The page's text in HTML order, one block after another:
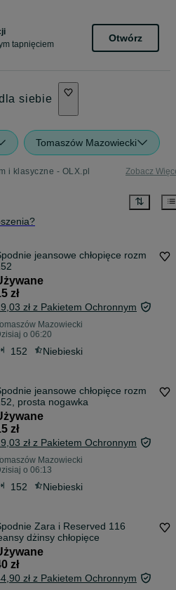
tapnięciem
Otwórz
siebie
Tomaszów Mazowiecki
i klasyczne - OLX.pl Zobacz
jeansowe chłopięce rozm
zł
zł z Pakietem Ochronnym
Mazowiecki
o 06:20
152 Niebieski
jeansowe chłopięce rozm
prosta nogawka
zł
zł z Pakietem Ochronnym
Mazowiecki
o 06:13
152 Niebieski
Zara i Reserved 116
dżinsy chłopięce
zł
zł z Pakietem Ochronnym